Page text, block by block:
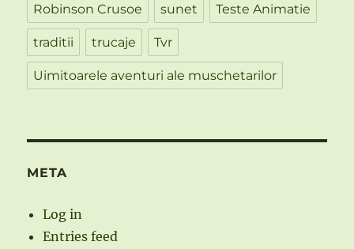
Robinson Crusoe sunet Teste Animatie
traditii trucaje Tvr
Uimitoarele aventuri ale muschetarilor
META
Log in
Entries feed